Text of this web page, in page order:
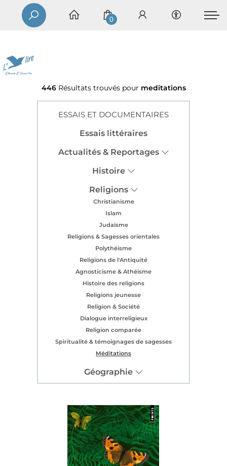
0
446 Résultats trouvés pour meditations
ESSAIS ET DOCUMENTAIRES
Essais littéraires
Actualités & Reportages
Histoire
Religions
Christianisme
Islam
Judaïsme
Religions & Sagesses orientales
Polythéisme
Religions de l'Antiquité
Agnosticisme & Athéisme
Histoire des religions
Religions jeunesse
Religion & Société
Dialogue interreligieux
Religion comparée
Spiritualité & témoignages de sagesses
Méditations
Géographie